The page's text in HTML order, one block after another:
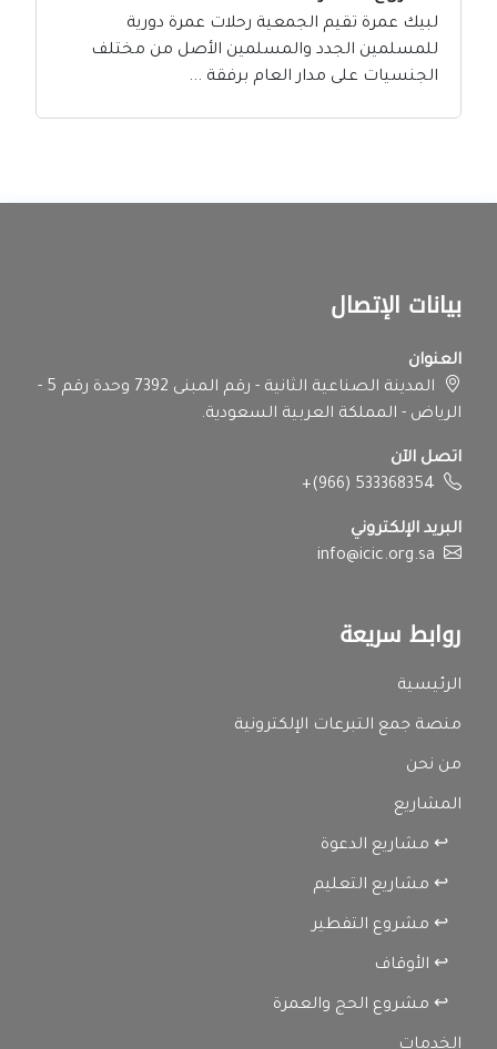
لبيك عمرة تقيم الجمعية رحلات عمرة دورية
للمسلمين الجدد والمسلمين الأصل من مختلف
الجنسيات على مدار العام برفقة ...
بيانات الإتصال
العنوان
المدينة الصناعية الثانية - رقم المبنى 7392 وحدة رقم 5 -
الرياض - المملكة العربية السعودية.
اتصل الآن
+(966) 533368354
البريد الإلكتروني
info@icic.org.sa
روابط سريعة
الرئيسية
منصة جمع التبرعات الإلكترونية
من نحن
المشاريع
↩ مشاريع الدعوة
↩ مشاريع التعليم
↩ مشروع التفطير
↩ الأوقاف
↩ مشروع الحج والعمرة